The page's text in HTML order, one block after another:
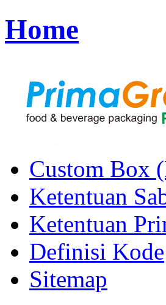
Home
Custom Box
Ketentuan
Ketentuan
Definisi Kode
Sitemap